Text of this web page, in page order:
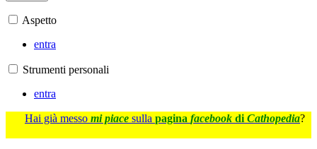
Aspetto
entra
Strumenti personali
entra
Hai già messo mi piace sulla pagina facebook di Cathopedia?